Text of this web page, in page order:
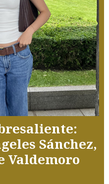
Sánchez,
Valdemoro